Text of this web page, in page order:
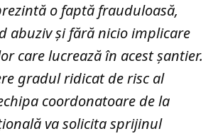
o faptă frauduloasă,
abuziv și fără nicio implicare
care lucrează în acest șantier.
gradul ridicat de risc al
coordonatoare de la
va solicita sprijinul